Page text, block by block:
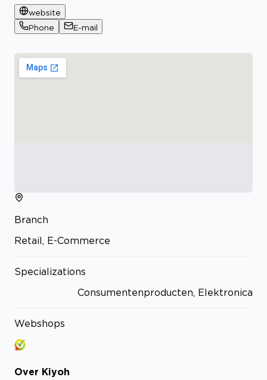
website
Phone
E-mail
Branch
Retail, E-Commerce
Specializations
Consumentenproducten, Elektronica
Webshops
Over Kiyoh